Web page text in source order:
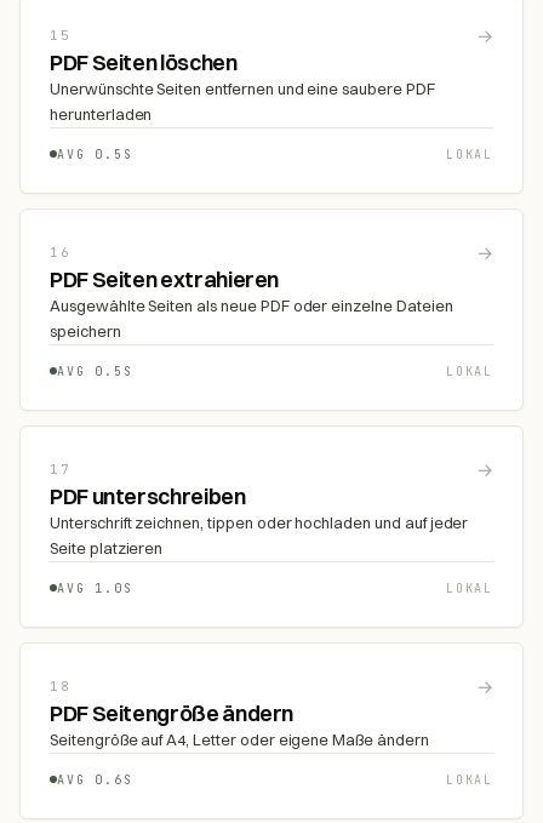
15 →
PDF Seiten löschen
Unerwünschte Seiten entfernen und eine saubere PDF
herunterladen
AVG 0.5S LOKAL
16 →
PDF Seiten extrahieren
Ausgewählte Seiten als neue PDF oder einzelne Dateien
speichern
AVG 0.5S LOKAL
17 →
PDF unterschreiben
Unterschrift zeichnen, tippen oder hochladen und auf jeder
Seite platzieren
AVG 1.0S LOKAL
18 →
PDF Seitengröße ändern
Seitengröße auf A4, Letter oder eigene Maße ändern
AVG 0.6S LOKAL